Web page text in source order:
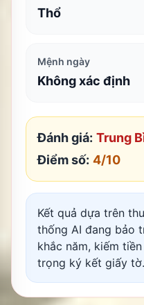
Thổ
Mệnh ngày
Không xác định
Đánh giá: Trung
Điểm số: 4/10
Kết quả dựa trên
thống AI đang bảo
khắc năm, kiếm
trọng ký kết giấy tờ.